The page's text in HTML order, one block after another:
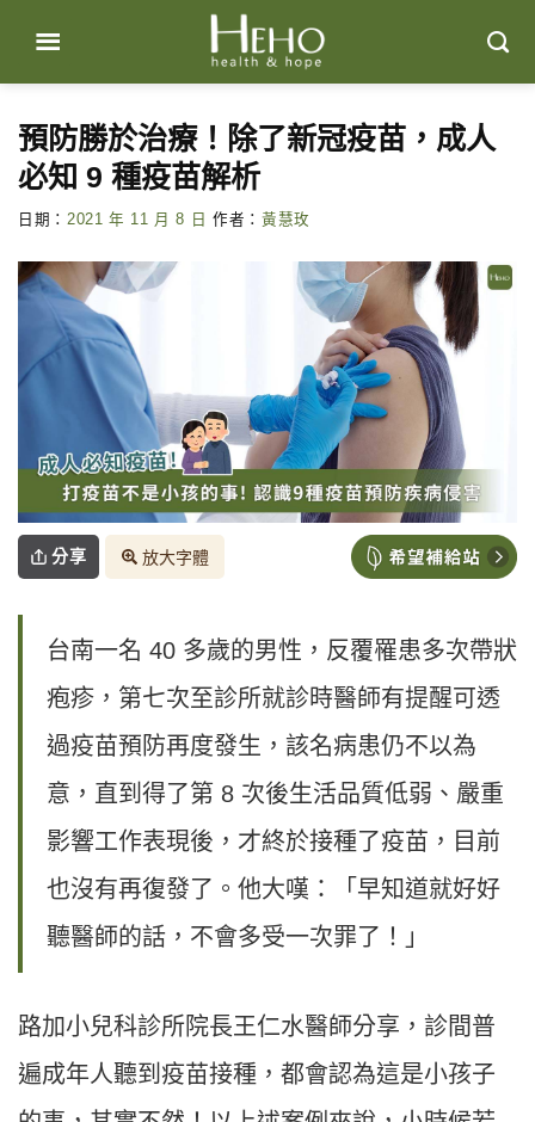
content
預防勝於治療！除了新冠疫苗，成人
必知 9 種疫苗解析
日期： 2021 年 11 月 8 日 作者： 黃慧玫
分享 放大字體
台南一名 40 多歲的男性，反覆罹患多次帶狀
疱疹，第七次至診所就診時醫師有提醒可透
過疫苗預防再度發生，該名病患仍不以為
意，直到得了第 8 次後生活品質低弱、嚴重
影響工作表現後，才終於接種了疫苗，目前
也沒有再復發了。他大嘆：「早知道就好好
聽醫師的話，不會多受一次罪了！」
路加小兒科診所院長王仁水醫師分享，診間普
遍成年人聽到疫苗接種，都會認為這是小孩子